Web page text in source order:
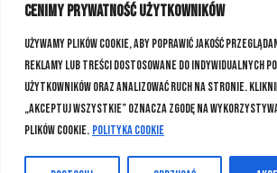
Cenimy prywatność użytkowników
Używamy plików cookie, aby poprawić jakość
reklamy lub treści dostosowane do indywidualnych
użytkowników oraz analizować ruch na stronie.
„Akceptuj wszystkie” oznacza zgodę na
plików cookie. Polityka Cookie